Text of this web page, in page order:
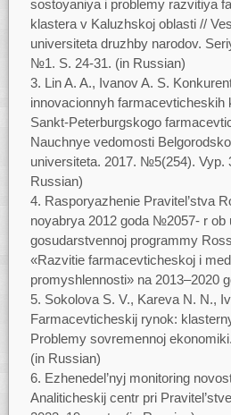
sostoyaniya i problemy razvitiya
klastera v Kaluzhskoj oblasti //
universiteta druzhby narodov.
№1. S. 24-31. (in Russian)
Lin A. A., Ivanov A. S.
innovacionnyh farmacevticheskih
Sankt-Peterburgskogo
Nauchnye vedomosti
universiteta. 2017. №5(254). Vyp.
Russian)
Rasporyazhenie Pravitel’stva
noyabrya 2012 goda №2057- r ob
gosudarstvennoj programmy
«Razvitie farmacevticheskoj i
promyshlennosti» na 2013–2020
Sokolova S. V., Kareva N. N.,
Farmacevticheskij rynok:
Problemy sovremennoj
(in Russian)
Ezhenedel’nyj monitoring
Analiticheskij centr pri